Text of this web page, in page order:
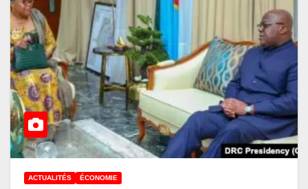
ACTUALITÉS ÉCONOMIE